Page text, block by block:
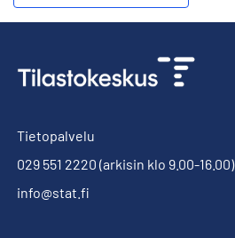
Tietopalvelu
029 551 2220 (arkisin klo 9.00-16.00)
info@stat.fi